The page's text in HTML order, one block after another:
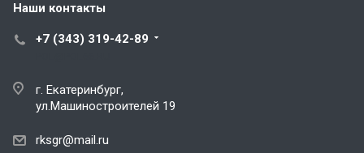
Наши контакты
+7 (343) 319-42-89
г. Екатеринбург,
ул.Машиностроителей 19
rksgr@mail.ru